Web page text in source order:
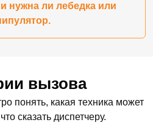
нужна ли лебедка или
вызова
понять, какая техника может
сказать диспетчеру.